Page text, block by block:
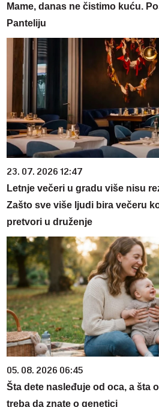
Mame, danas ne čistimo kuću.
Panteliju
23. 07. 2026 12:47
Letnje večeri u gradu više nisu
Zašto sve više ljudi bira večeru
pretvori u druženje
05. 08. 2026 06:45
Šta dete nasleđuje od oca, a šta
treba da znate o genetici